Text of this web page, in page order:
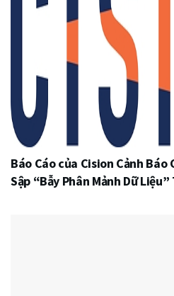
Báo Cáo của Cision Cảnh
Sập “Bẫy Phân Mảnh Dữ